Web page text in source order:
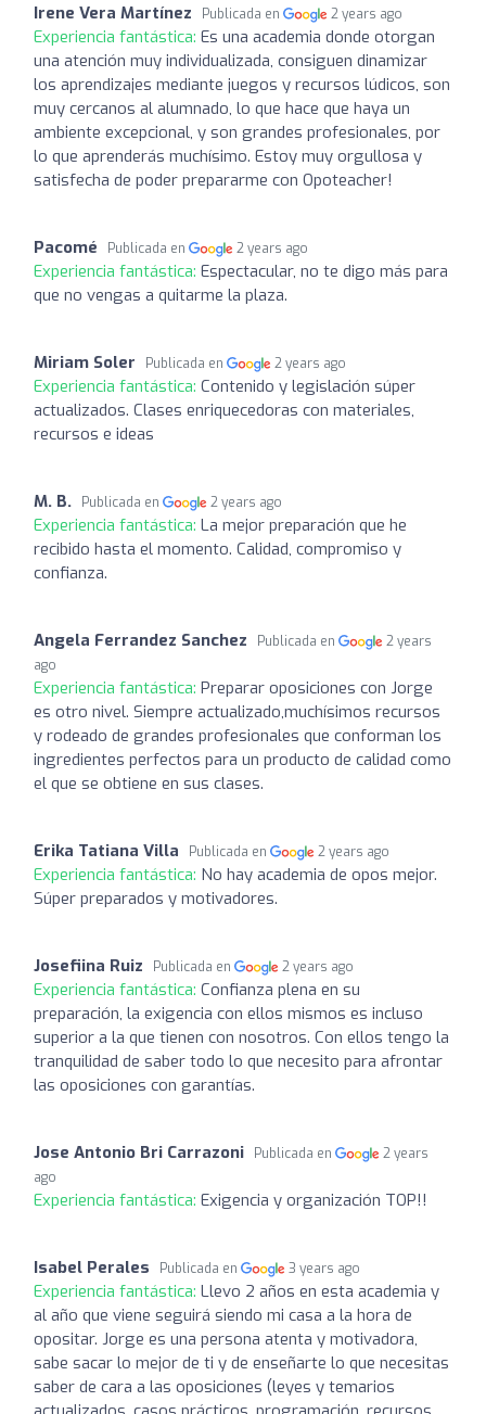
Irene Vera Martínez Publicada en 2 years ago
Experiencia fantástica: Es una academia donde otorgan
una atención muy individualizada, consiguen dinamizar
los aprendizajes mediante juegos y recursos lúdicos, son
muy cercanos al alumnado, lo que hace que haya un
ambiente excepcional, y son grandes profesionales, por
lo que aprenderás muchísimo. Estoy muy orgullosa y
satisfecha de poder prepararme con Opoteacher!
Pacomé Publicada en 2 years ago
Experiencia fantástica: Espectacular, no te digo más para
que no vengas a quitarme la plaza.
Miriam Soler Publicada en 2 years ago
Experiencia fantástica: Contenido y legislación súper
actualizados. Clases enriquecedoras con materiales,
recursos e ideas
M. B. Publicada en 2 years ago
Experiencia fantástica: La mejor preparación que he
recibido hasta el momento. Calidad, compromiso y
confianza.
Angela Ferrandez Sanchez Publicada en
2 years
ago
Experiencia fantástica: Preparar oposiciones con Jorge
es otro nivel. Siempre actualizado,muchísimos recursos
y rodeado de grandes profesionales que conforman los
ingredientes perfectos para un producto de calidad como
el que se obtiene en sus clases.
Erika Tatiana Villa Publicada en 2 years ago
Experiencia fantástica: No hay academia de opos mejor.
Súper preparados y motivadores.
Josefiina Ruiz Publicada en 2 years ago
Experiencia fantástica: Confianza plena en su
preparación, la exigencia con ellos mismos es incluso
superior a la que tienen con nosotros. Con ellos tengo la
tranquilidad de saber todo lo que necesito para afrontar
las oposiciones con garantías.
Jose Antonio Bri Carrazoni Publicada en
2 years
ago
Experiencia fantástica: Exigencia y organización TOP!!
Isabel Perales Publicada en 3 years ago
Experiencia fantástica: Llevo 2 años en esta academia y
al año que viene seguirá siendo mi casa a la hora de
opositar. Jorge es una persona atenta y motivadora,
sabe sacar lo mejor de ti y de enseñarte lo que necesitas
saber de cara a las oposiciones (leyes y temarios